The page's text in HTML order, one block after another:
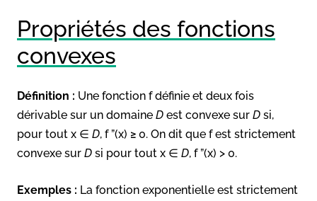
Propriétés des fonctions
convexes
Définition : Une fonction f définie et deux fois
dérivable sur un domaine D est convexe sur D si,
pour tout x ∈ D, f ”(x) ≥ 0. On dit que f est strictement
convexe sur D si pour tout x ∈ D, f ”(x) > 0.
Exemples : La fonction exponentielle est strictement